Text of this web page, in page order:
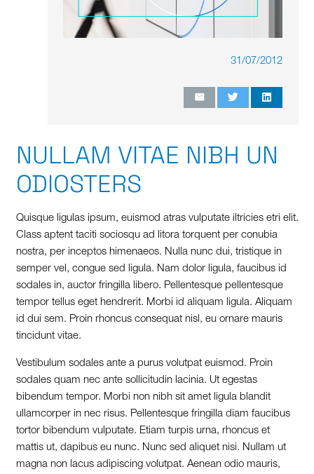
31/07/2012
NULLAM VITAE NIBH UN
ODIOSTERS
Quisque ligulas ipsum, euismod atras vulputate iltricies etri elit.
Class aptent taciti sociosqu ad litora torquent per conubia
nostra, per inceptos himenaeos. Nulla nunc dui, tristique in
semper vel, congue sed ligula. Nam dolor ligula, faucibus id
sodales in, auctor fringilla libero. Pellentesque pellentesque
tempor tellus eget hendrerit. Morbi id aliquam ligula. Aliquam
id dui sem. Proin rhoncus consequat nisl, eu ornare mauris
tincidunt vitae.
Vestibulum sodales ante a purus volutpat euismod. Proin
sodales quam nec ante sollicitudin lacinia. Ut egestas
bibendum tempor. Morbi non nibh sit amet ligula blandit
ullamcorper in nec risus. Pellentesque fringilla diam faucibus
tortor bibendum vulputate. Etiam turpis urna, rhoncus et
mattis ut, dapibus eu nunc. Nunc sed aliquet nisi. Nullam ut
magna non lacus adipiscing volutpat. Aenean odio mauris,